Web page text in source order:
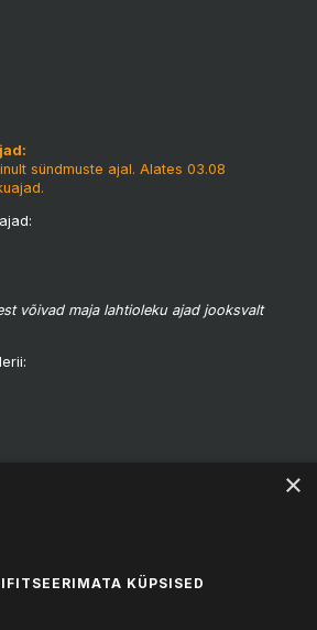
sündmuste ajal. Alates 03.08
võivad maja lahtioleku ajad jooksvalt
tund enne sündmuse algust!
×
KÜPSISED